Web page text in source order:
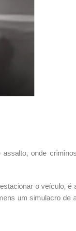
onde
o veículo, é
um simulacro de